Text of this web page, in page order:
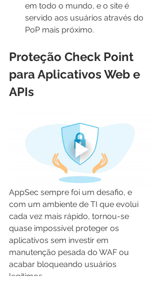
em todo o mundo, e o site é
servido aos usuários através do
PoP mais próximo.
Proteção Check Point
para Aplicativos Web e
APIs
AppSec sempre foi um desafio, e
com um ambiente de TI que evolui
cada vez mais rápido, tornou-se
quase impossível proteger os
aplicativos sem investir em
manutenção pesada do WAF ou
acabar bloqueando usuários
legítimos.